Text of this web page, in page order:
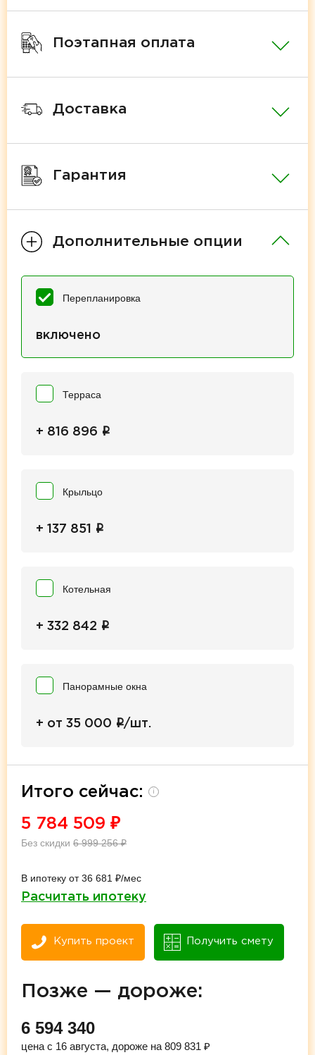
Поэтапная оплата
Доставка
Гарантия
Дополнительные опции
Перепланировка
включено
Терраса
+ 816 896 i
Крыльцо
+ 137 851 i
Котельная
+ 332 842 i
Панорамные окна
+ от 35 000 i/шт.
Итого сейчас: i
5 784 509 ₽
Без скидки 6 999 256₽
В ипотеку от 36 681 ₽/мес
Расчитать ипотеку
Купить проект Получить смету
Позже — дороже:
6 594 340
цена с 16 августа, дороже на 809 831 ₽